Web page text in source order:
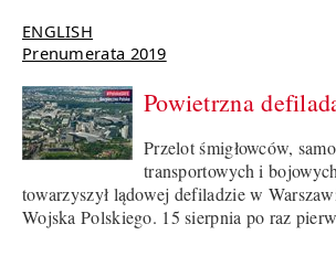
ENGLISH
Prenumerata 2019
Powietrzna
Przelot śmigłowców,
transportowych i
towarzyszył lądowej defiladzie w
Wojska Polskiego. 15 sierpnia po raz